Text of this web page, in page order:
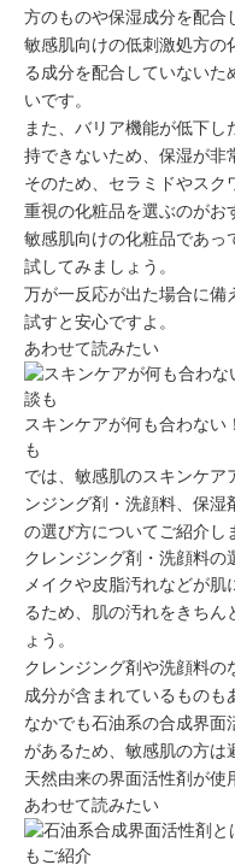
方のものや保湿成分を配合
敏感肌向けの低刺激処方の
る成分を配合していないた
いです。
また、バリア機能が低下
持できないため、 保湿が非
そのため、 セラミドやスク
重視の化粧品を選ぶのがお
敏感肌向けの化粧品であっ
試してみましょう。
万が一反応が出た場合に備
試すと安心ですよ。
あわせて読みたい
スキンケアが何も合わな
も
では、敏感肌のスキンケア
ンジング剤・洗顔料、保
の選び方についてご紹介し
クレンジング剤・洗顔料の
メイクや皮脂汚れなどが肌
るため、
肌の汚れをきちん
ょう。
クレンジング剤や洗顔料の
成分が含まれているものも
なかでも石油系の合成界面
があるため、敏感肌の方は
天然由来の界面活性剤が使
あわせて読みたい